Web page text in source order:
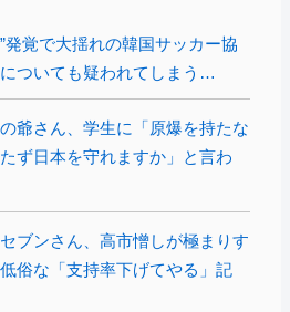
発覚で大揺れの韓国サッカー協
ついても疑われてしまう…
爺さん、学生に「原爆を持たな
ず日本を守れますか」と言わ
ブンさん、高市憎しが極まりす
俗な「支持率下げてやる」記